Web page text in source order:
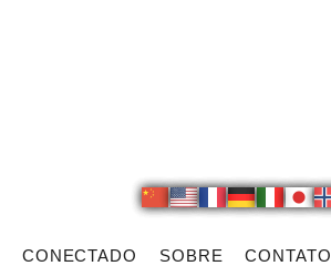
CONECTADO SOBRE CONTATO